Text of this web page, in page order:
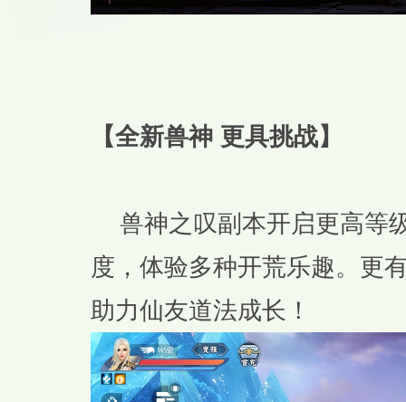
【全新兽神 更具挑战】
兽神之叹副本开启更高等
度，体验多种开荒乐趣。更
助力仙友道法成长！